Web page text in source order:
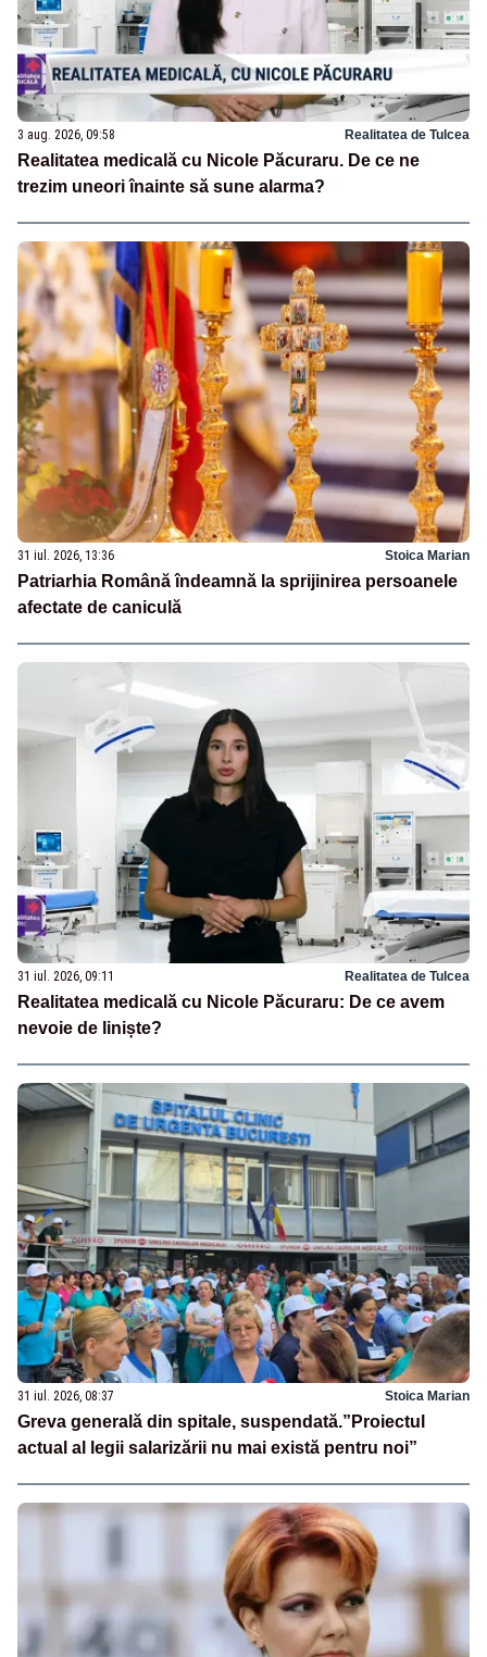
3 aug. 2026, 09:58 Realitatea de Tulcea
Realitatea medicală cu Nicole Păcuraru. De ce ne
trezim uneori înainte să sune alarma?
31 iul. 2026, 13:36 Stoica Marian
Patriarhia Română îndeamnă la sprijinirea persoanele
afectate de caniculă
31 iul. 2026, 09:11 Realitatea de Tulcea
Realitatea medicală cu Nicole Păcuraru: De ce avem
nevoie de liniște?
31 iul. 2026, 08:37 Stoica Marian
Greva generală din spitale, suspendată.”Proiectul
actual al legii salarizării nu mai există pentru noi”